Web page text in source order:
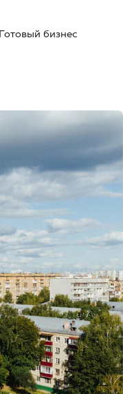
Готовый бизнес